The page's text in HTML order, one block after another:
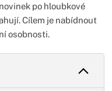
po hloubkové
Cílem je nabídnout
osobnosti.